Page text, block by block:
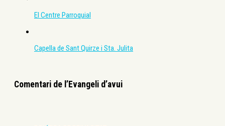
El Centre Parroquial
Capella de Sant Quirze i Sta. Julita
Comentari de l’Evangeli d’avui